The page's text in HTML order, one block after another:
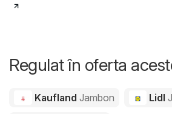
Regulat în oferta
Kaufland Jambon Lidl